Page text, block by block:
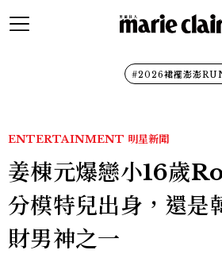
#2026裙襬澎澎
ENTERTAINMENT 明星新聞
姜棟元爆戀小16歲
分模特兒出身，還是
財男神之一